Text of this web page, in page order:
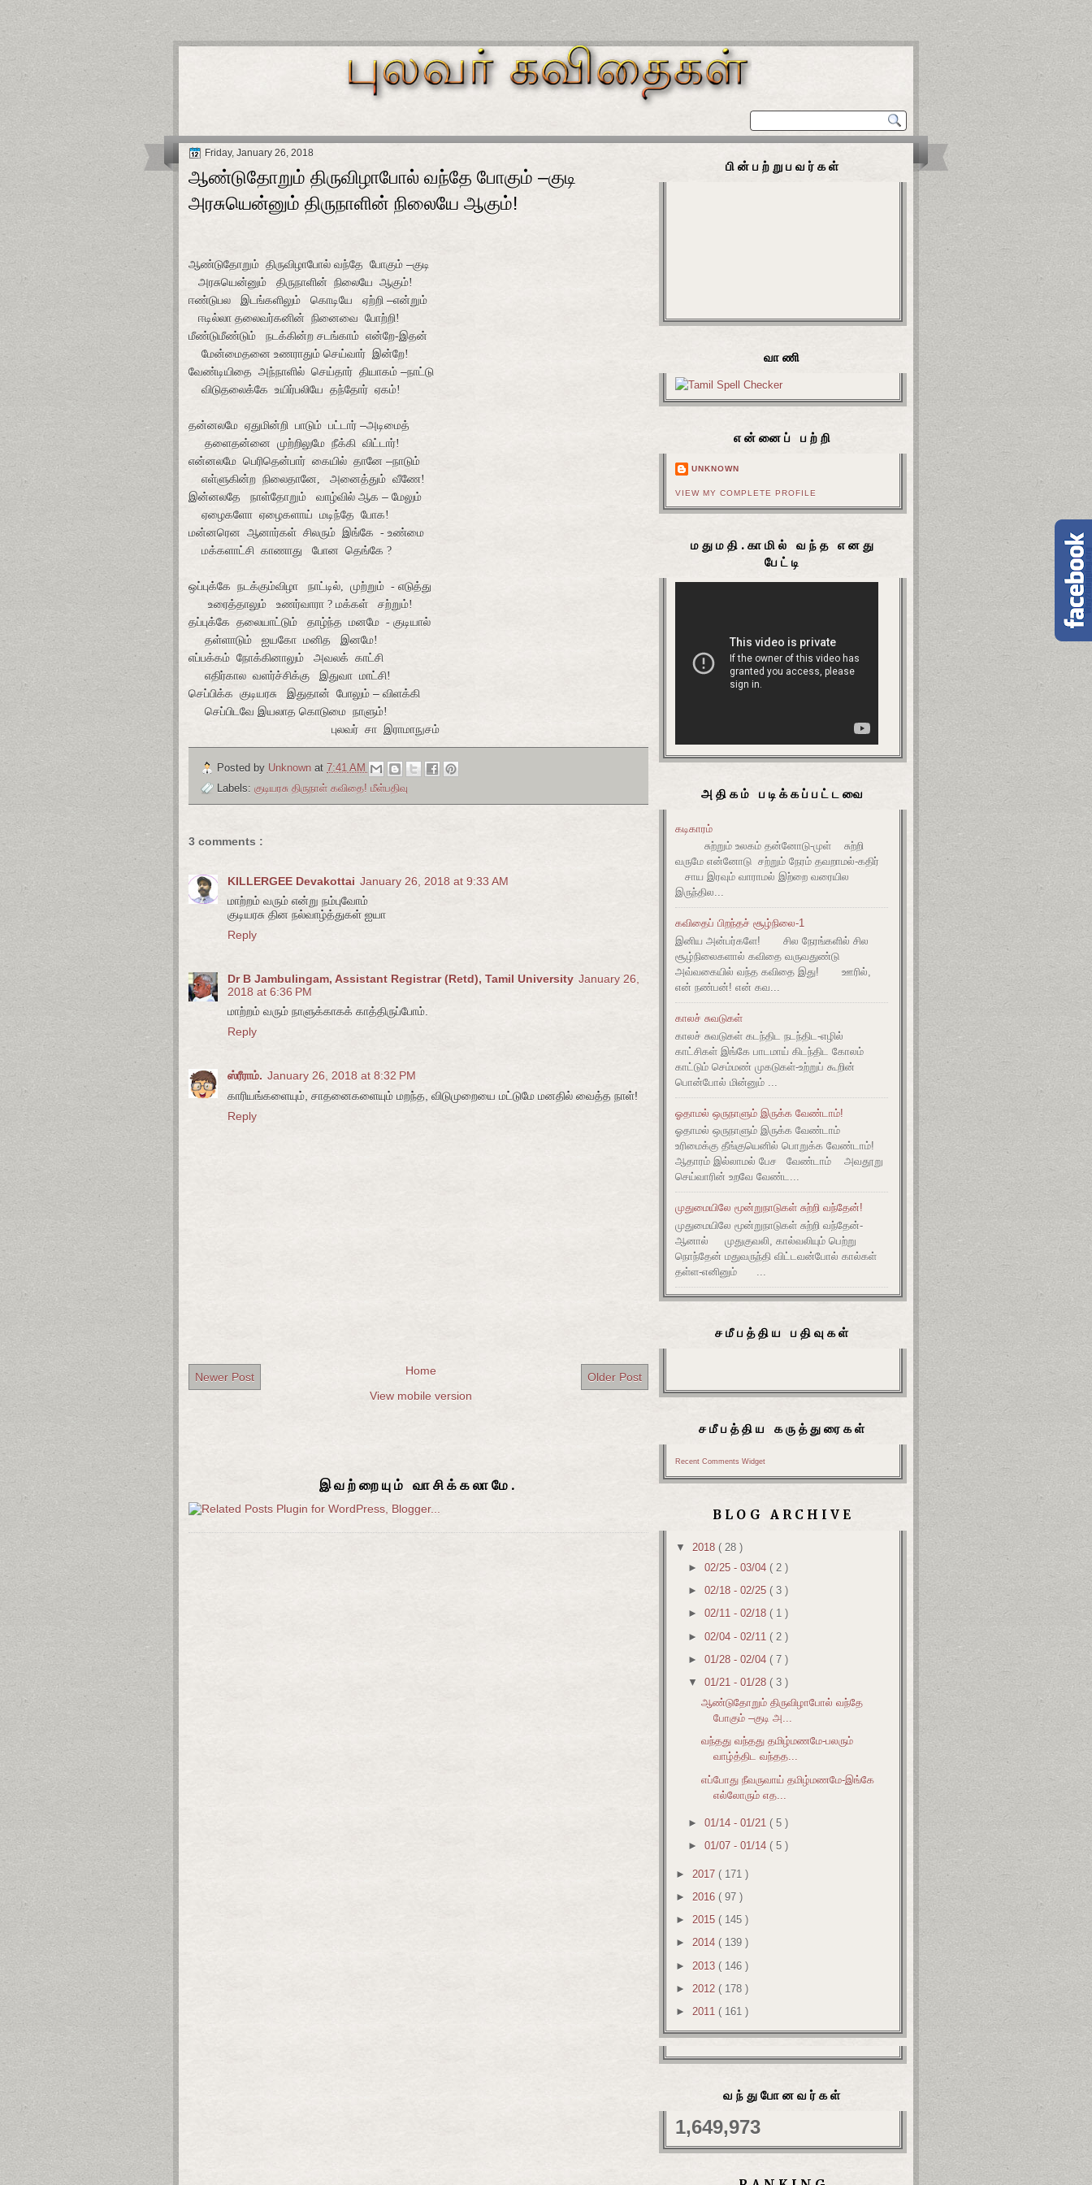
Friday, January 26, 2018
ஆண்டுதோறும் திருவிழாபோல் வந்தே போகும் –குடி
அரசுயென்னும் திருநாளின் நிலையே ஆகும்!
ஆண்டுதோறும் திருவிழாபோல் வந்தே போகும் –குடி
அரசுயென்னும் திருநாளின் நிலையே ஆகும்!
ஈண்டுபல இடங்களிலும் கொடியே ஏற்றி –என்றும்
ஈடில்லா தலைவர்கனின் நினைவை போற்றி!
மீண்டுமீண்டும் நடக்கின்ற சடங்காம் என்றே-இதன்
மேன்மைதனை உணராதும் செய்வார் இன்றே!
வேண்டியிதை அந்நாளில் செய்தார் தியாகம் –நாட்டு
விடுதலைக்கே உயிர்பலியே தந்தோர் ஏகம்!
தன்னலமே ஏதுமின்றி பாடும் பட்டார் –அடிமைத்
தளைதன்னை முற்றிலுமே நீக்கி விட்டார்!
என்னலமே பெரிதென்பார் கையில் தானே –நாடும்
எள்ளுகின்ற நிலைதானே, அனைத்தும் வீணே!
இன்னலதே நாள்தோறும் வாழ்வில் ஆக – மேலும்
ஏழைகளோ ஏழைகளாய் மடிந்தே போக!
மன்னரென ஆனார்கள் சிலரும் இங்கே - உண்மை
மக்களாட்சி காணாது போன தெங்கே ?
ஒப்புக்கே நடக்கும்விழா நாட்டில், முற்றும் - எடுத்து
உரைத்தாலும் உணர்வாரா ? மக்கள் சற்றும்!
தப்புக்கே தலையாட்டும் தாழ்ந்த மனமே - குடியால்
தள்ளாடும் ஐயகோ மனித இனமே!
எப்பக்கம் நோக்கினாலும் அவலக் காட்சி
எதிர்கால வளர்ச்சிக்கு இதுவா மாட்சி!
செப்பிக்க குடியரசு இதுதான் போலும் – விளக்கி
செப்பிடவே இயலாத கொடுமை நாளும்!
புலவர் சா இராமாநுசம்
Posted by Unknown at 7:41 AM
Labels: குடியரசு திருநாள் கவிதை! மீள்பதிவு
3 comments :
KILLERGEE Devakottai January 26, 2018 at 9:33 AM
மாற்றம் வரும் என்று நம்புவோம்
குடியரசு தின நல்வாழ்த்துகள் ஐயா
Reply
Dr B Jambulingam, Assistant Registrar (Retd), Tamil University January 26,
2018 at 6:36 PM
மாற்றம் வரும் நாளுக்காகக் காத்திருப்போம்.
Reply
ஸ்ரீராம். January 26, 2018 at 8:32 PM
காரியங்களையும், சாதனைகளையும் மறந்த, விடுமுறையை மட்டுமே மனதில் வைத்த நாள்!
Reply
Newer Post Older Post
Home
View mobile version
இவற்றையும் வாசிக்கலாமே.
பின்பற்றுபவர்கள்
வாணி
என்னைப் பற்றி
UNKNOWN
VIEW MY COMPLETE PROFILE
மதுமதி.காமில் வந்த எனது
பேட்டி
அதிகம் படிக்கப்பட்டவை
கடிகாரம்
சுற்றும் உலகம் தன்னோடு-முள் சுற்றி
வருமே என்னோடு சற்றும் நேரம் தவறாமல்-கதிர்
சாய இரவும் வாராமல் இற்றை வரையில
இருந்தில...
கவிதைப் பிறந்தச் சூழ்நிலை-1
இனிய அன்பர்களே! சில நேரங்களில் சில
சூழ்நிலைகளால் கவிதை வருவதுண்டு
அவ்வகையில் வந்த கவிதை இது! ஊரில்,
என் நண்பன்! என் கவ...
காலச் சுவடுகள்
காலச் சுவடுகள் கடந்திட நடந்திட-எழில்
காட்சிகள் இங்கே பாடமாய் கிடந்திட கோலம்
காட்டும் செம்மண் முகடுகள்-உற்றுப் கூறின்
பொன்போல் மின்னும் ...
ஓதாமல் ஒருநாளும் இருக்க வேண்டாம்!
ஓதாமல் ஒருநாளும் இருக்க வேண்டாம்
உரிமைக்கு தீங்குயெனில் பொறுக்க வேண்டாம்!
ஆதாரம் இல்லாமல் பேச வேண்டாம் அவதூறு
செய்வாரின் உறவே வேண்ட...
முதுமையிலே மூன்றுநாடுகள் சுற்றி வந்தேன்!
முதுமையிலே மூன்றுநாடுகள் சுற்றி வந்தேன்-
ஆனால் முதுகுவலி, கால்வலியும் பெற்று
நொந்தேன் மதுவருந்தி விட்டவன்போல் கால்கள்
தள்ள-எனினும் ...
சமீபத்திய பதிவுகள்
சமீபத்திய கருத்துரைகள்
Recent Comments Widget
BLOG ARCHIVE
▼ 2018 ( 28 )
►02/25 - 03/04 ( 2 )
►02/18 - 02/25 ( 3 )
►02/11 - 02/18 ( 1 )
►02/04 - 02/11 ( 2 )
►01/28 - 02/04 ( 7 )
▼01/21 - 01/28 ( 3 )
ஆண்டுதோறும் திருவிழாபோல் வந்தே
போகும் –குடி அ...
வந்தது வந்தது தமிழ்மணமே-பலரும்
வாழ்த்திட வந்தத...
எப்போது நீவருவாய் தமிழ்மணமே-இங்கே
எல்லோரும் எத...
►01/14 - 01/21 ( 5 )
►01/07 - 01/14 ( 5 )
► 2017 ( 171 )
► 2016 ( 97 )
► 2015 ( 145 )
► 2014 ( 139 )
► 2013 ( 146 )
► 2012 ( 178 )
► 2011 ( 161 )
வந்துபோனவர்கள்
1,649,973